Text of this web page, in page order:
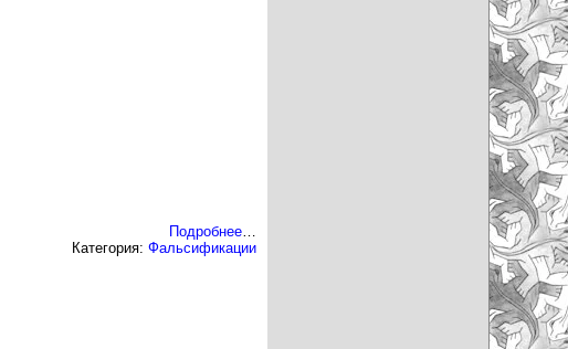
Подробнее…
Категория: Фальсификации